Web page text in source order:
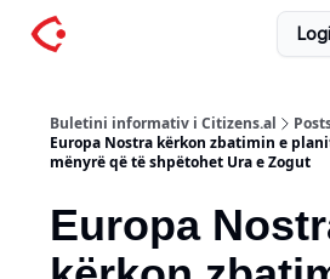
Buletini informativ i Citizens.al
Europa Nostra kërkon zbatimin e
mënyrë që të shpëtohet Ura e Zogut
Europa